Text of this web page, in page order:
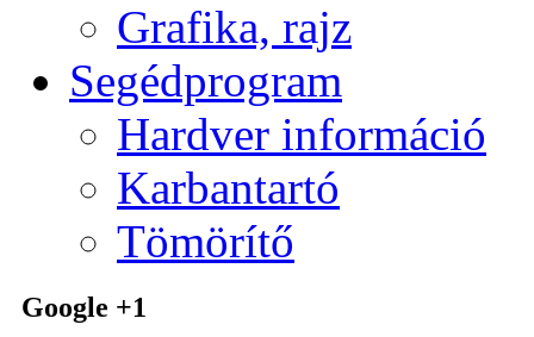
Grafika, rajz
Segédprogram
Hardver információ
Karbantartó
Tömörítő
Google +1